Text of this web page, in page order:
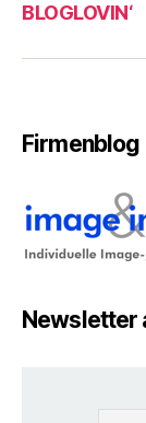
BLOGLOVIN‘
Firmenblog
Newsletter